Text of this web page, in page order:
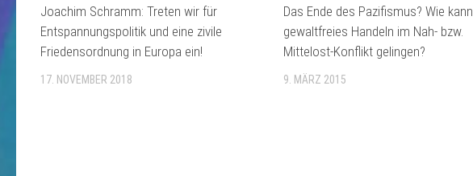
Joachim Schramm: Treten wir für
Entspannungspolitik und eine zivile
Friedensordnung in Europa ein!
17. NOVEMBER 2018
Das Ende des Pazifismus? Wie kann
gewaltfreies Handeln im Nah- bzw.
Mittelost-Konflikt gelingen?
9. MÄRZ 2015